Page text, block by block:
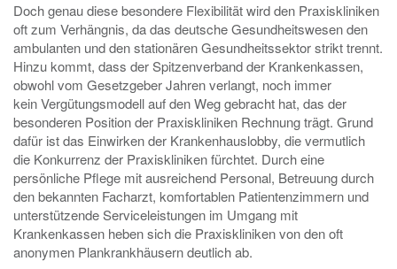
Doch genau diese besondere Flexibilität wird den Praxiskliniken
oft zum Verhängnis, da das deutsche Gesundheitswesen den
ambulanten und den stationären Gesundheitssektor strikt trennt.
Hinzu kommt, dass der Spitzenverband der Krankenkassen,
obwohl vom Gesetzgeber Jahren verlangt, noch immer
kein Vergütungsmodell auf den Weg gebracht hat, das der
besonderen Position der Praxiskliniken Rechnung trägt. Grund
dafür ist das Einwirken der Krankenhauslobby, die vermutlich
die Konkurrenz der Praxiskliniken fürchtet. Durch eine
persönliche Pflege mit ausreichend Personal, Betreuung durch
den bekannten Facharzt, komfortablen Patientenzimmern und
unterstützende Serviceleistungen im Umgang mit
Krankenkassen heben sich die Praxiskliniken von den oft
anonymen Plankrankhäusern deutlich ab.